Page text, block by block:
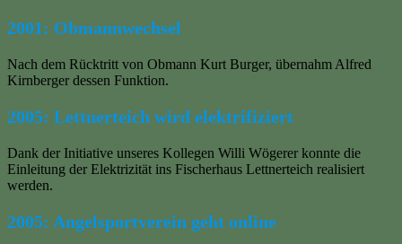
2001: Obmannwechsel
Nach dem Rücktritt von Obmann Kurt Burger, übernahm Alfred
Kirnberger dessen Funktion.
2005: Lettnerteich wird elektrifiziert
Dank der Initiative unseres Kollegen Willi Wögerer konnte die
Einleitung der Elektrizität ins Fischerhaus Lettnerteich realisiert
werden.
2005: Angelsportverein geht online